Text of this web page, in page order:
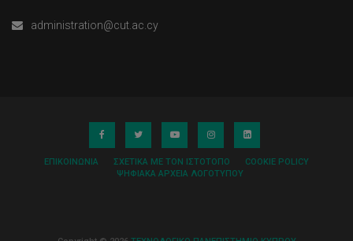
administration@cut.ac.cy
ΕΠΙΚΟΙΝΩΝΊΑ ΣΧΕΤΙΚΆ ΜΕ ΤΟΝ ΙΣΤΌΤΟΠΟ
COOKIE POLICY
ΨΗΦΙΑΚΆ ΑΡΧΕΊΑ ΛΟΓΌΤΥΠΟΥ